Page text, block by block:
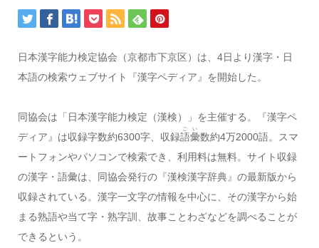
日本漢字能力検定協会（京都市下京区）は、4日より漢字・日
本語の検索ウェブサイト『漢字ペディア』を開始した。
同協会は「日本漢字能力検定（漢検）」を主催する。『漢字ペ
ディア』は収録字数約6300字、収録語彙
ごい
数約4万2000語。スマ
ートフォンやパソコンで検索でき、利用料は無料。サイト収録
の漢字・語彙は、同協会発行の『漢検漢字辞典』の最新版から
収録されている。漢字一文字の情報を中心に、その漢字から始
まる熟語や当て字・熟字訓、故事ことわざなどを調べることが
できるという。